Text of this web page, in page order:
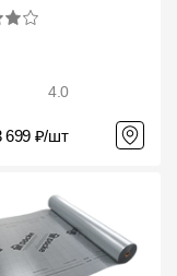
4.0
699 ₽/шт